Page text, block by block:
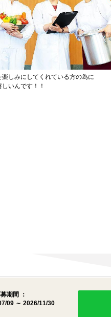
楽しみにしてくれている方の為に
いんです！！
期間 ：
09 ～ 2026/11/30